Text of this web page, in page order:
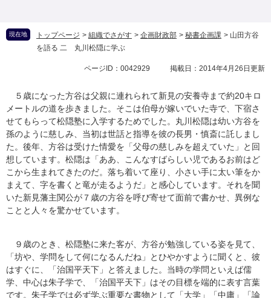
現在地 トップページ > 組織でさがす > 企画財政部 > 秘書企画課 > 山田方谷
を語る 二 丸川松隠に学ぶ
ページID：0042929 掲載日：2014年4月26日更新
５歳になった方谷は父親に連れられて新見の安養寺まで約20キロ
メートルの道を歩きました。そこは伯母が嫁いでいた寺で、下宿さ
せてもらって松隠塾に入学するためでした。丸川松隠は幼い方谷を
孫のように慈しみ、当初は世話と指導を彼の長男・慎斎に託しまし
た。後年、方谷は受けた情愛を「父母の慈しみを超えていた」と回
想しています。松隠は「ああ、こんなすばらしい児であるお前はど
こから生まれてきたのだ。落ち着いて座り、小さい手に太い筆をか
まえて、字を書くと竜が走るようだ」と感心しています。それを聞
いた新見藩主関公が７歳の方谷を呼び寄せて面前で書かせ、異例な
ことと人々を驚かせています。
９歳のとき、松隠塾に来た客が、方谷が勉強している姿を見て、
「坊や、学問をして何になるんだね」とひやかすように聞くと、彼
はすぐに、「治国平天下」と答えました。当時の学問といえば儒
学、中心は朱子学で、「治国平天下」はその目標を端的に表す言葉
です。朱子学では必ず学ぶ重要な書物として「大学」「中庸」「論